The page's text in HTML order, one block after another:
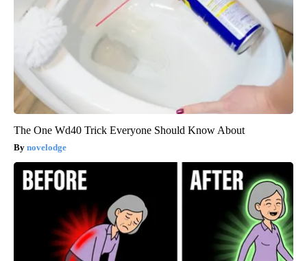
The One Wd40 Trick Everyone Should Know About
novelodge